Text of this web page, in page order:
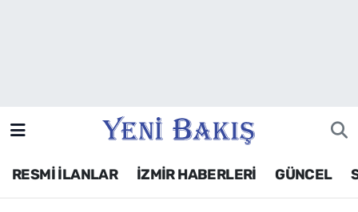
RESMİ İLANLAR İZMİR HABERLERİ GÜNCEL
Siyaset